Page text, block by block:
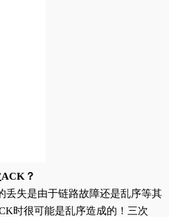
？
丢失是由于链路故障还是乱序等其
时很可能是乱序造成的！三次